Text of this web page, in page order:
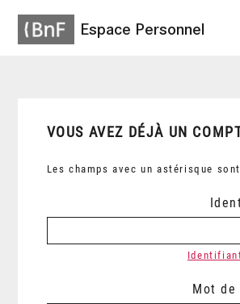
Espace Personnel
VOUS AVEZ DÉJÀ UN
Les champs avec un astérisque
Mot de